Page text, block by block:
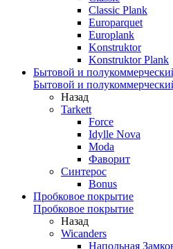
Classic Plank
Europarquet
Europlank
Konstruktor
Konstruktor Plank
Бытовой и
Бытовой и
Назад
Tarkett
Force
Idylle Nova
Moda
Фаворит
Синтерос
Bonus
Пробковое покрытие
Пробковое покрытие
Назад
Wicanders
Напольная